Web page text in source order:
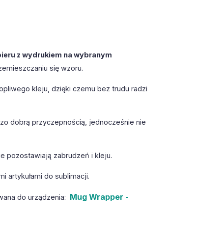
z wydrukiem na wybranym
się wzoru.
kleju, dzięki czemu bez trudu radzi
dobrą przyczepnością, jednocześnie nie
pozostawiają zabrudzeń i kleju.
artykułami do sublimacji.
do urządzenia: Mug Wrapper -